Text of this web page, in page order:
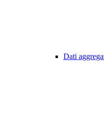
Dati